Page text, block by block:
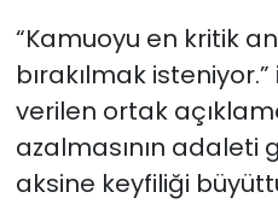
“Kamuoyu en kritik
bırakılmak
verilen ortak
azalmasının adaleti
aksine keyfiliği